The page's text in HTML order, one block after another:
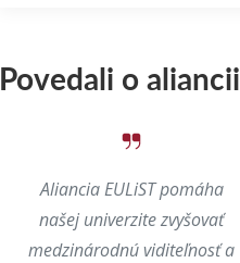
Povedali o aliancii
Aliancia EULiST pomáha
našej univerzite zvyšovať
medzinárodnú viditeľnosť a